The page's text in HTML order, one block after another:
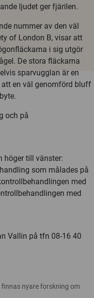
ljudet ger fjärilen.
nummer av den väl
of London B, visar att
i sig utgör
De stora fläckarna
sparvugglan är en
en väl genomförd bluff
och på
höger till vänster:
som målades på
med
med
Vallin på tfn 08-16 40
nyare forskning om